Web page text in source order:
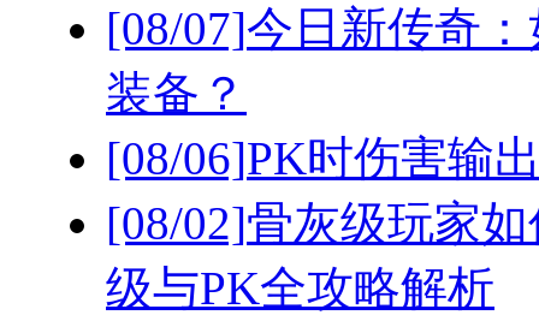
[08/07]今日新传奇
装备？
[08/06]PK时伤害输
[08/02]骨灰级玩家
级与PK全攻略解析